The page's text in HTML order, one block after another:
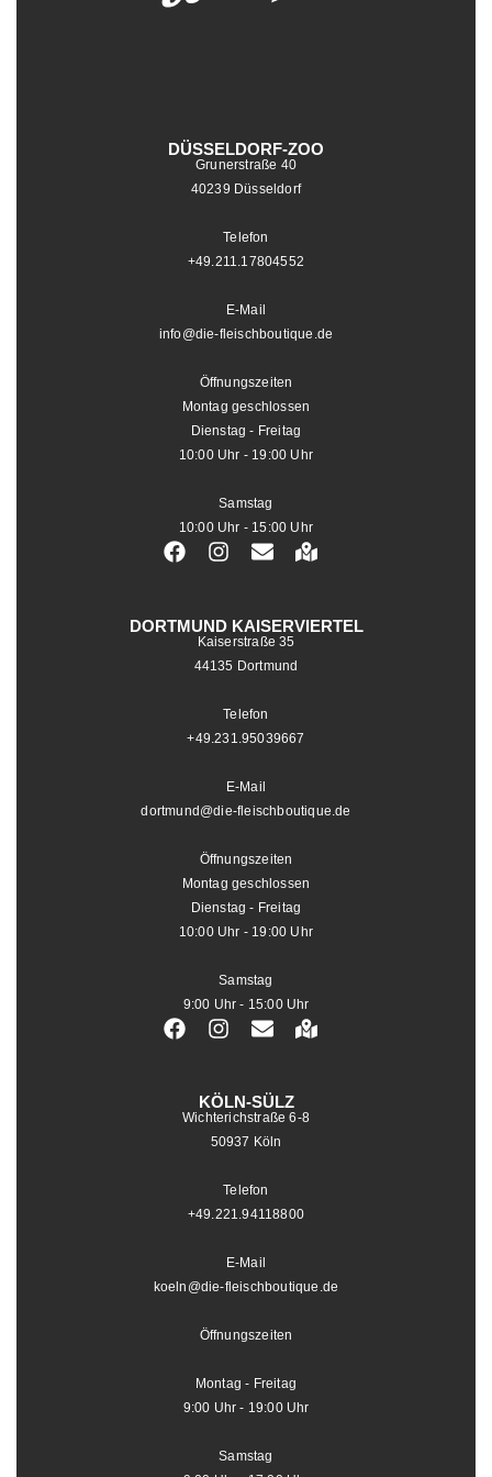
DÜSSELDORF-ZOO
Grunerstraße 40
40239 Düsseldorf
Telefon
+49.211.17804552
E-Mail
info@die-fleischboutique.de
Öffnungszeiten
Montag geschlossen
Dienstag - Freitag
10:00 Uhr - 19:00 Uhr
Samstag
10:00 Uhr - 15:00 Uhr
DORTMUND KAISERVIERTEL
Kaiserstraße 35
44135 Dortmund
Telefon
+49.231.95039667
E-Mail
dortmund@die-fleischboutique.de
Öffnungszeiten
Montag geschlossen
Dienstag - Freitag
10:00 Uhr - 19:00 Uhr
Samstag
9:00 Uhr - 15:00 Uhr
KÖLN-SÜLZ
Wichterichstraße 6-8
50937 Köln
Telefon
+49.221.94118800
E-Mail
koeln@die-fleischboutique.de
Öffnungszeiten
Montag - Freitag
9:00 Uhr - 19:00 Uhr
Samstag